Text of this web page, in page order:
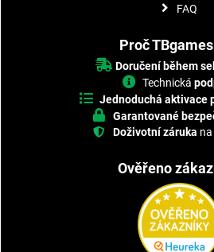
FAQ
Proč
Doručení během
Technická
Jednoduchá aktivace
Garantované
Doživotní záruka
Ověřeno